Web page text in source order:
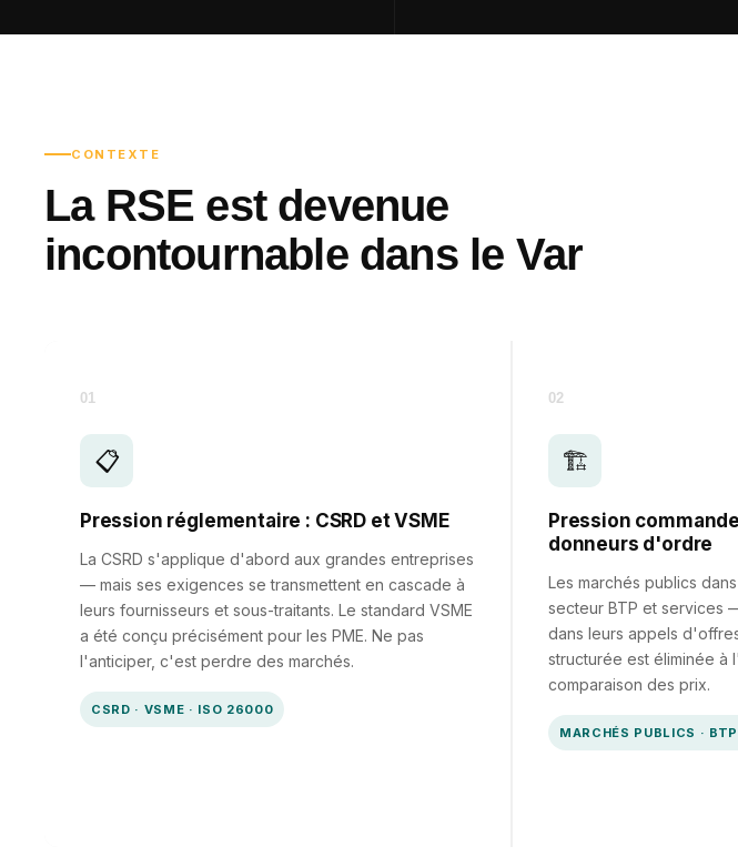
CONTEXTE
La RSE est devenue
incontournable dans le Var
01
📋
Pression réglementaire : CSRD et VSME
La CSRD s'applique d'abord aux grandes entreprises
— mais ses exigences se transmettent en cascade à
leurs fournisseurs et sous-traitants. Le standard VSME
a été conçu précisément pour les PME. Ne pas
l'anticiper, c'est perdre des marchés.
CSRD · VSME · ISO 26000
02
🏗️
Pression
donneurs d'ordre
Les marchés publics
secteur BTP et services
dans leurs appels
structurée est éliminée à
comparaison des prix.
MARCHÉS PUBLICS ·